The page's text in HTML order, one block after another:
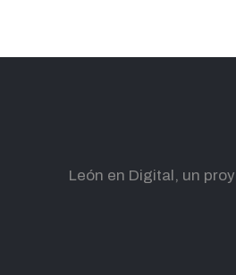
León en Digital, un